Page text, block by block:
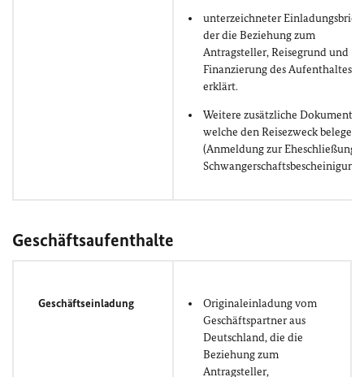
unterzeichneter Einladungsbrief,
der die Beziehung zum
Antragsteller, Reisegrund und
Finanzierung des Aufenthaltes
erklärt.
Weitere zusätzliche Dokumente,
welche den Reisezweck belegen
(Anmeldung zur Eheschließung,
Schwangerschaftsbescheinigung)
Geschäftsaufenthalte
Geschäftseinladung
Originaleinladung vom
Geschäftspartner aus
Deutschland, die die
Beziehung zum
Antragsteller,